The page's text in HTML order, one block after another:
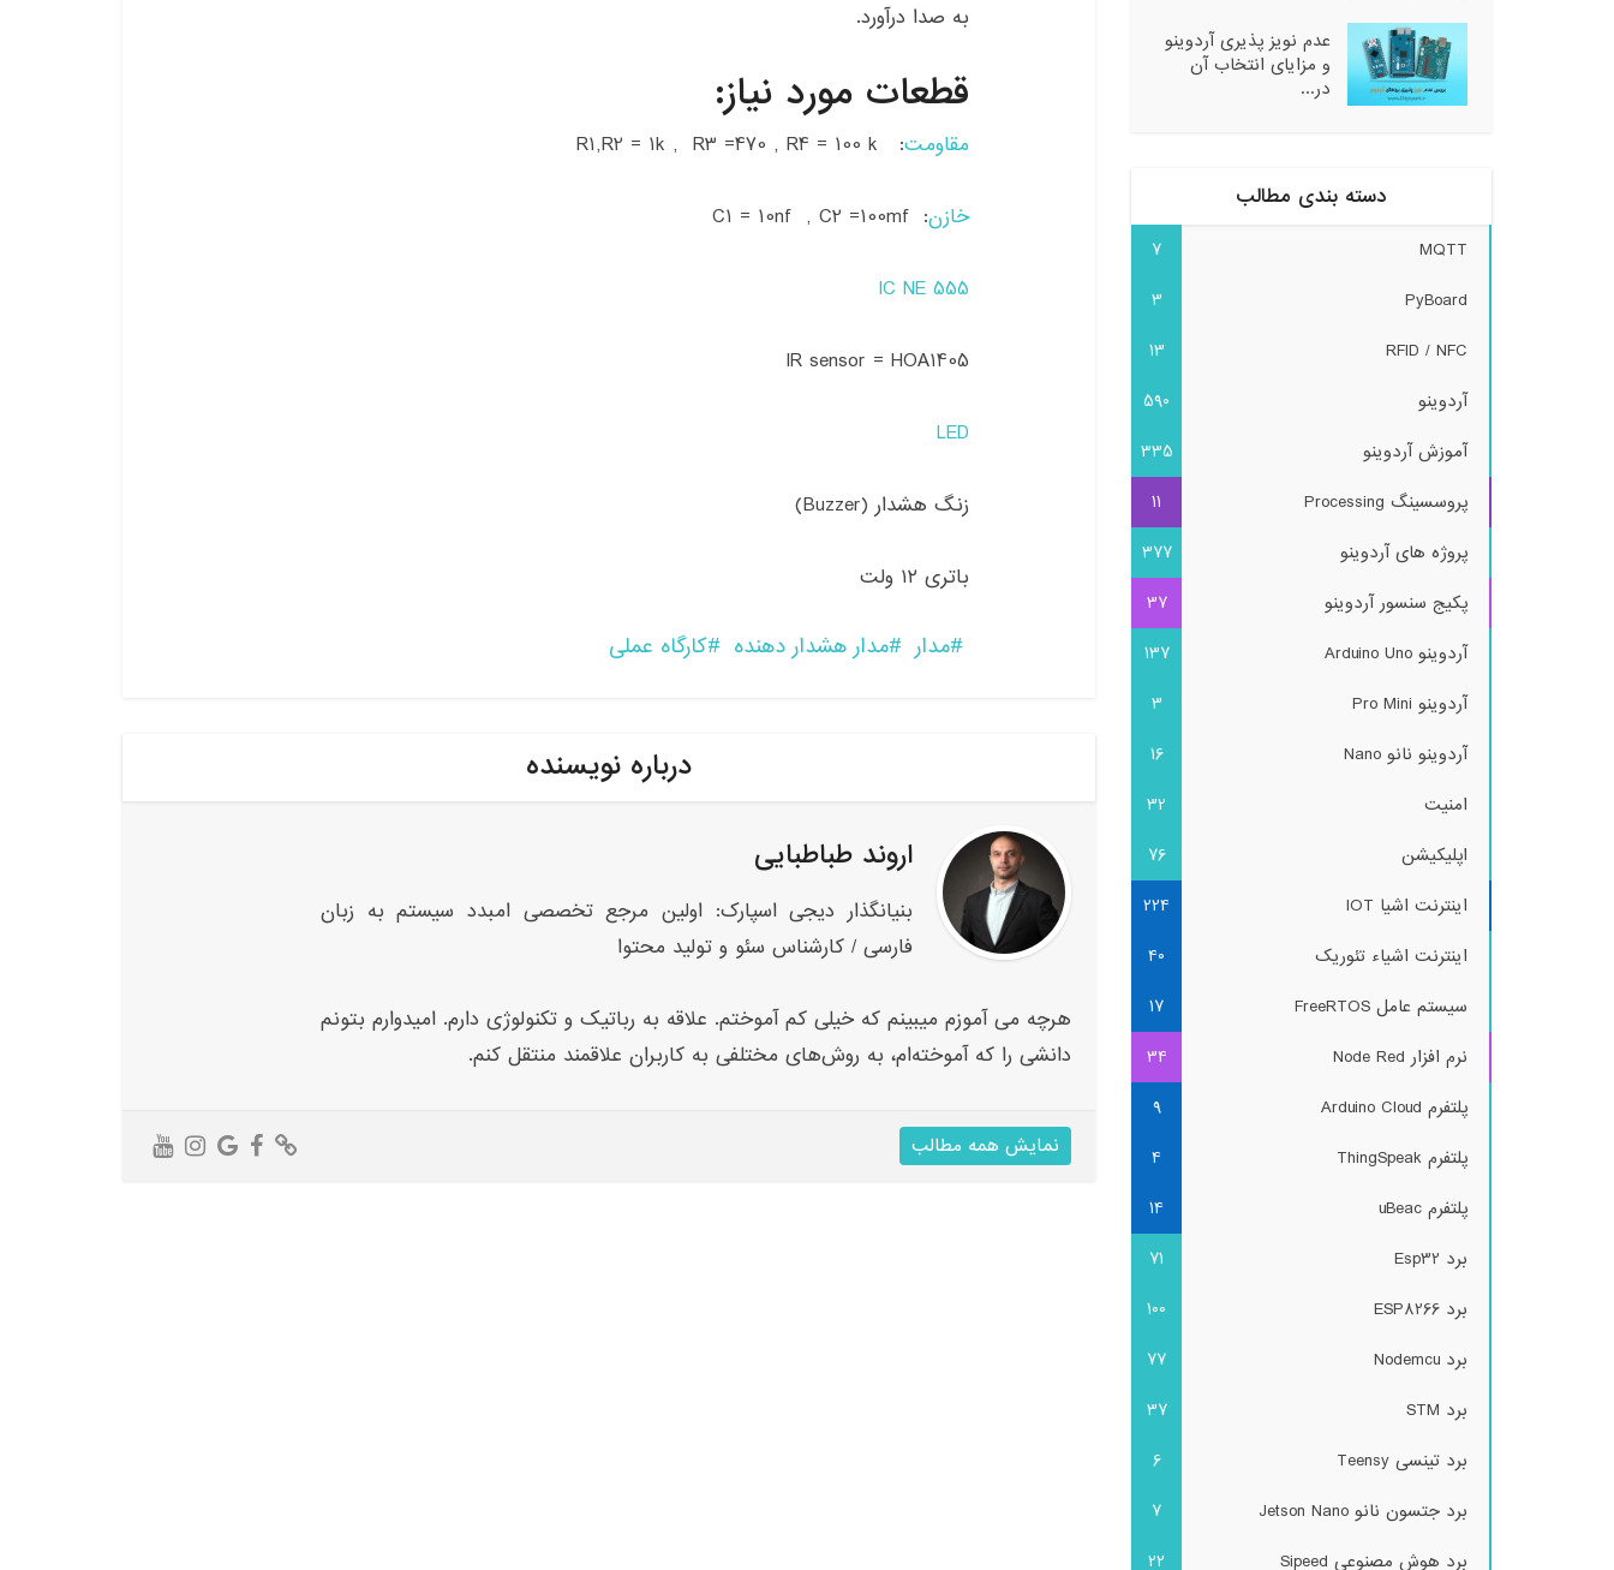
به صدا درآورد.
قطعات مورد نیاز:
مقاومت: R1,R2 = 1k , R3 =470 , R4 = 100 k
خازن: C1 = 10nf , C2 =100mf
IC NE 555
IR sensor = HOA1405
LED
زنگ هشدار (Buzzer)
باتری ۱۲ ولت
مدار مدار هشدار دهنده کارگاه عملی
درباره نویسنده
اروند طباطبایی
بنیانگذار دیجی اسپارک: اولین مرجع تخصصی امبدد سیستم به زبان
فارسی / کارشناس سئو و تولید محتوا
هرچه می آموزم میبینم که خیلی کم آموختم. علاقه به رباتیک و تکنولوژی دارم. امیدوارم بتونم
دانشی را که آموخته‌ام، به روش‌های مختلفی به کاربران علاقمند منتقل کنم.
نمایش همه مطالب
عدم نویز پذیری آردوینو
و مزایای انتخاب آن
در...
دسته بندی مطالب
MQTT
7
PyBoard
3
RFID / NFC
13
آردوینو
590
آموزش آردوینو
335
پروسسینگ Processing
11
پروژه های آردوینو
377
پکیج سنسور آردوینو
37
آردوینو Arduino Uno
137
آردوینو Pro Mini
3
آردوینو نانو Nano
16
امنیت
32
اپلیکیشن
76
اینترنت اشیا IOT
224
اینترنت اشیاء تئوریک
40
سیستم عامل FreeRTOS
17
نرم افزار Node Red
34
پلتفرم Arduino Cloud
9
پلتفرم ThingSpeak
4
پلتفرم uBeac
14
برد Esp32
71
برد ESP8266
100
برد Nodemcu
77
برد STM
37
برد تینسی Teensy
6
برد جتسون نانو Jetson Nano
7
برد هوش مصنوعی Sipeed
22